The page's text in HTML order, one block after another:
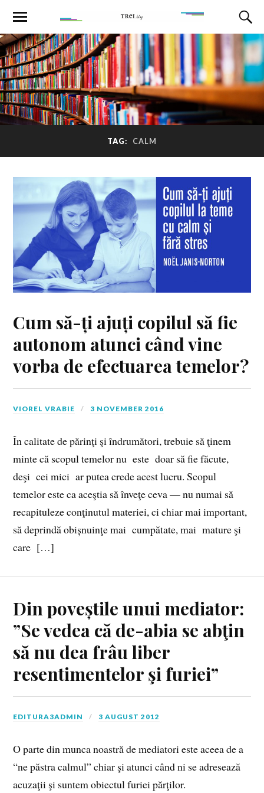
TAG: CALM
Cum să-ți ajuți copilul să fie
autonom atunci când vine
vorba de efectuarea temelor?
VIOREL VRABIE 3 NOVEMBER 2016
În calitate de părinţi şi îndrumători, trebuie să ţinem
minte că scopul temelor nu este doar să fie făcute,
deşi cei mici ar putea crede acest lucru. Scopul
temelor este ca aceştia să înveţe ceva — nu numai să
recapituleze conţinutul materiei, ci chiar mai important,
să deprindă obișnuinţe mai cumpătate, mai mature şi
care […]
Din poveștile unui mediator:
”Se vedea că de-abia se abţin
să nu dea frâu liber
resentimentelor şi furiei”
EDITURA3ADMIN 3 AUGUST 2012
O parte din munca noastră de mediatori este aceea de a
“ne păstra calmul” chiar şi atunci când ni se adresează
acuzaţii şi suntem obiectul furiei părţilor.